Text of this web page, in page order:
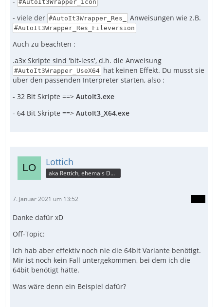
#AutoIt3Wrapper_icon
- viele der #AutoIt3Wrapper_Res_ Anweisungen wie z.B.
#AutoIt3Wrapper_Res_Fileversion
Auch zu beachten :
.a3x Skripte sind 'bit-less', d.h. die Anweisung
#AutoIt3Wrapper_UseX64 hat keinen Effekt. Du musst sie
über den passenden Interpreter starten, also :
- 32 Bit Skripte ==> AutoIt3.exe
- 64 Bit Skripte ==> AutoIt3_X64.exe
Lottich
aka Rettich, ehemals DAU
7. Januar 2021 um 13:52
Danke dafür xD
Off-Topic:
Ich hab aber effektiv noch nie die 64bit Variante benötigt.
Mir ist noch kein Fall untergekommen, bei dem ich die
64bit benötigt hätte.
Was wäre denn ein Beispiel dafür?